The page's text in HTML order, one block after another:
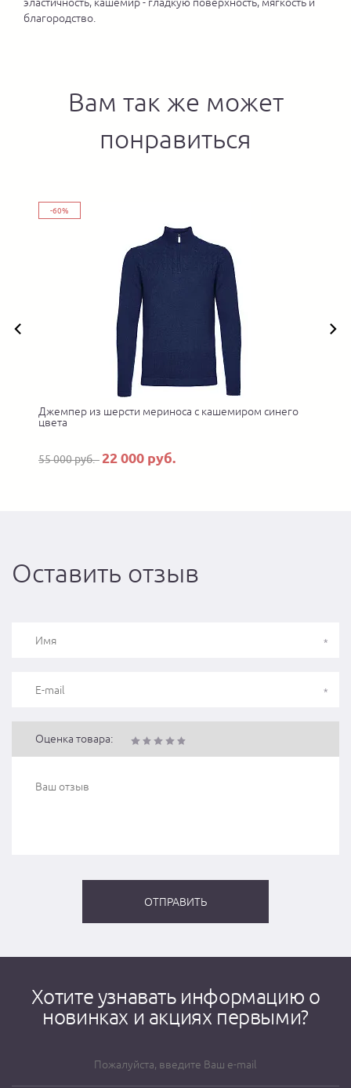
благородство.
Вам так же может
понравиться
-60%
Джемпер из шерсти мериноса с кашемиром синего
цвета
55 000 руб. 22 000 руб.
Оставить отзыв
Оценка товара:
Хотите узнавать информацию о
новинках и акциях первыми?